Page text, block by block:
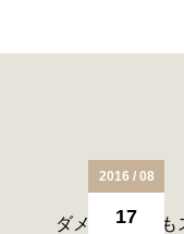
2016 / 08
17
ダメージ毛で